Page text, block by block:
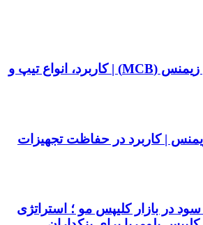
کلید مینیاتوری زیمنس (MCB) | کاربرد، انواع تیپ و
| کاربرد در حفاظت تجهیزات
در بازار کلیپس مو ؛ استراتژی